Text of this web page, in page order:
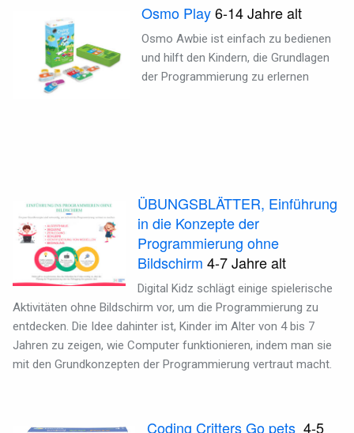
Osmo Play6-14Jahre alt
Osmo Awbie ist einfach zu bedienen
und hilft den Kindern, die Grundlagen
der Programmierung zu erlernen
ÜBUNGSBLÄTTER, Einführung
in die Konzepte der
Programmierung ohne
Bildschirm 4-7Jahre alt
Digital Kidz schlägt einige spielerische
Aktivitäten ohne Bildschirm vor, um die Programmierung zu
entdecken. Die Idee dahinter ist, Kinder im Alter von 4 bis 7
Jahren zu zeigen, wie Computer funktionieren, indem man sie
mit den Grundkonzepten der Programmierung vertraut macht.
Coding Critters Go pets 4-5